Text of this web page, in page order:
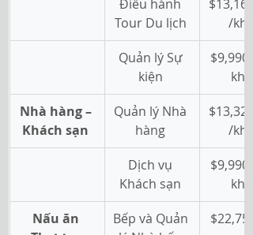
Điều hành
Tour Du lịch
$13,160
/
Quản lý Sự
kiện
$9,990
Nhà hàng –
Khách sạn
Quản lý Nhà
hàng
$13,320
/
Dịch vụ
Khách sạn
$9,990
Nấu ăn
Bếp và Quản